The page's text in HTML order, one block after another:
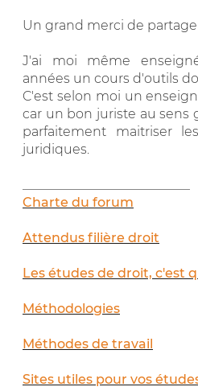
Un grand merci de
J'ai moi même
années un cours d'outils
C'est selon moi un
car un bon juriste au sens
parfaitement maitriser
juridiques.
Charte du forum
Attendus filière droit
Les études de droit, c'est
Méthodologies
Méthodes de travail
Sites utiles pour vos